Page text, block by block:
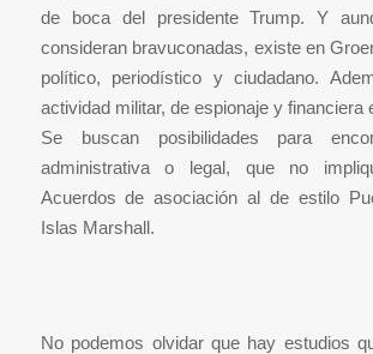
de boca del presidente Trump. Y
consideran bravuconadas, existe en
político, periodístico y ciudadano.
actividad militar, de espionaje y financiera
Se buscan posibilidades para
administrativa o legal, que no
Acuerdos de asociación al de estilo
Islas Marshall.
No podemos olvidar que hay estudios